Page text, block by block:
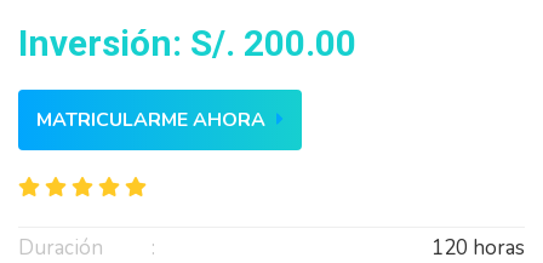
Inversión: S/. 200.00
MATRICULARME AHORA
Duración
120 horas